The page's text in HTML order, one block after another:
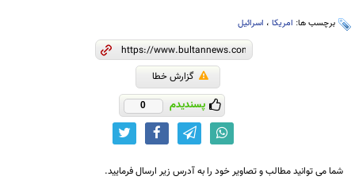
برچسب ها: امریکا ، اسرائیل
گزارش خطا
پسندیدم 0
شما می توانید مطالب و تصاویر خود را به آدرس زیر ارسال فرمایید.